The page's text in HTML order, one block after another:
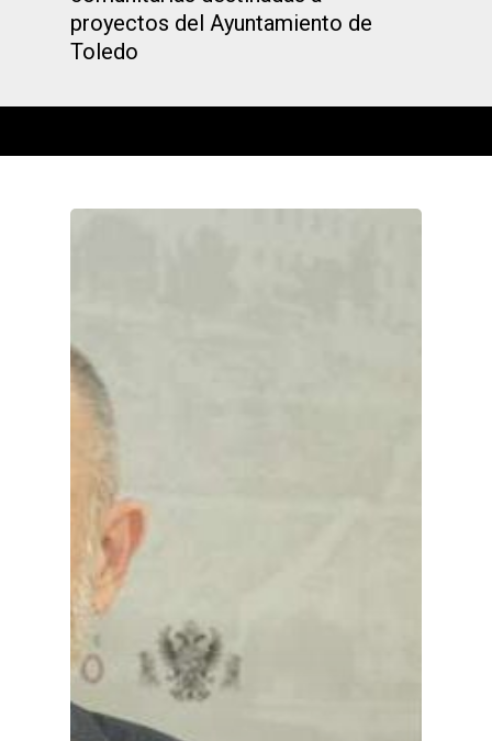
proyectos del Ayuntamiento de
Toledo